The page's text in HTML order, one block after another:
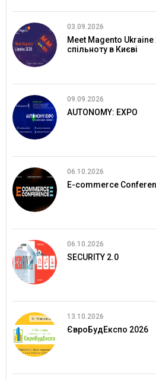
03.09.2026
Meet Magento
спільноту в Києві
09.09.2026
AUTONOMY: EXPO
06.10.2026
E-commerce
06.10.2026
SECURITY 2.0
13.10.2026
ЄвроБудЕкспо 2026